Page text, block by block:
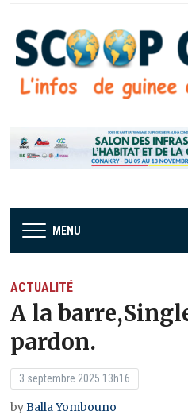
MENU
ACTUALITÉ
A la
pardon.
3 septembre 2025 13h16
byBalla Yombouno